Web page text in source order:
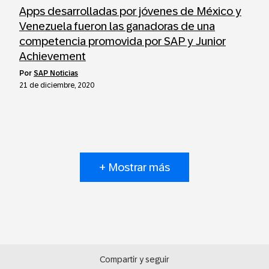
Apps desarrolladas por jóvenes de México y
Venezuela fueron las ganadoras de una
competencia promovida por SAP y Junior
Achievement
por SAP Noticias
21 de diciembre, 2020
+ Mostrar más
Compartir y seguir